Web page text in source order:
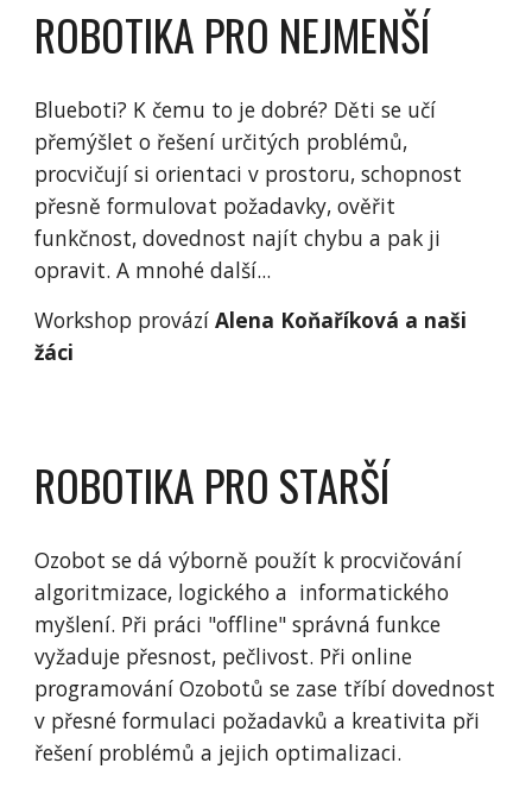
ROBOTIKA PRO NEJMENŠÍ
Blueboti? K čemu to je dobré? Děti se učí
přemýšlet o řešení určitých problémů,
procvičují si orientaci v prostoru, schopnost
přesně formulovat požadavky, ověřit
funkčnost, dovednost najít chybu a pak ji
opravit. A mnohé další...
Workshop provázíAlena Koňaříková a naši
žáci
ROBOTIKA PRO STARŠÍ
Ozobot se dá výborně použít k procvičování
algoritmizace, logického a informatického
myšlení. Při práci "offline" správná funkce
vyžaduje přesnost, pečlivost. Při online
programování Ozobotů se zase tříbí dovednost
v přesné formulaci požadavků a kreativita při
řešení problémů a jejich optimalizaci.